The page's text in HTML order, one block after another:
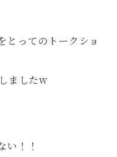
とってのトークショ
ましたw
い！！